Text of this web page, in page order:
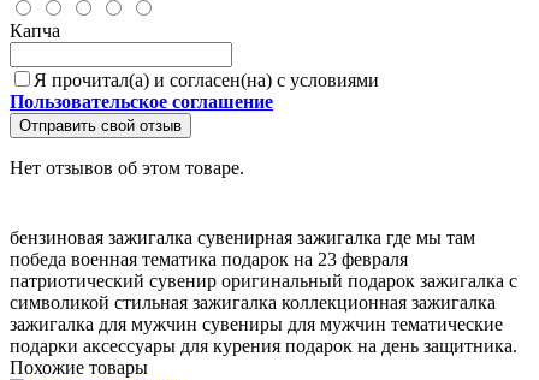
Капча
Я прочитал(а) и согласен(на) с условиями
Пользовательское соглашение
Отправить свой отзыв
Нет отзывов об этом товаре.
бензиновая зажигалка сувенирная зажигалка где мы там
победа военная тематика подарок на 23 февраля
патриотический сувенир оригинальный подарок зажигалка с
символикой стильная зажигалка коллекционная зажигалка
зажигалка для мужчин сувениры для мужчин тематические
подарки аксессуары для курения подарок на день защитника.
Похожие товары